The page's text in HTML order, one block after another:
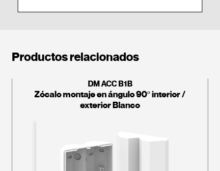
Productos relacionados
DM ACC B1B
Zócalo montaje en ángulo 90º interior /
exterior Blanco